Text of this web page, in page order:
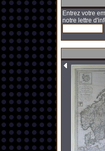
Entrez votre
notre lettre